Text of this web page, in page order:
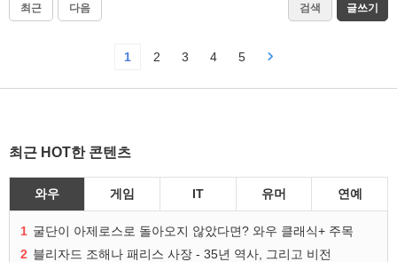
최근 다음 검색 글쓰기
1 2 3 4 5
최근 HOT한 콘텐츠
와우 게임 IT 유머 연예
1 굴단이 아제로스로 돌아오지 않았다면? 와우 클래식+ 주목
2 블리자드 조해나 패리스 사장 - 35년 역사, 그리고 비전